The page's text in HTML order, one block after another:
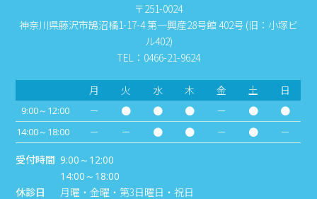
〒251-0024
神奈川県藤沢市鵠沼橘1-17-4 第一興産28号館 402号 (旧：小塚ビ
ル402)
TEL：0466-21-9624
月 火 水 木 金 土 日
9:00～12:00 － ● ● ● － ● ●
14:00～18:00 － － ● ● － ●
－
受付時間 9:00～12:00
14:00～18:00
休診日 月曜・金曜・第3日曜日・祝日